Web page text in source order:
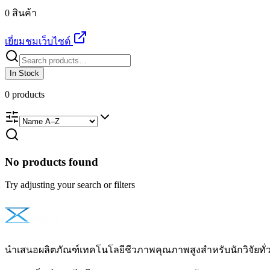
0 สินค้า
เยี่ยมชมเว็บไซต์
In Stock
0 products
No products found
Try adjusting your search or filters
นำเสนอผลิตภัณฑ์เทคโนโลยีชีวภาพคุณภาพสูงสำหรับนักวิจัยทั่